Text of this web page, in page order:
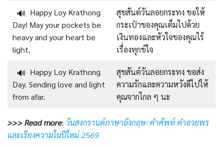
🔊 Happy Loy Krathong
Day! May your pockets be
heavy and your heart be
light.
สุขสันต์วันลอยกระทง ขอให้
กระเป๋าของคุณเต็มไปด้วย
เงินทองและหัวใจของคุณไร้
เรื่องทุกข์ใจ
🔊 Happy Loy Krathong
Day. Sending love and light
from afar.
สุขสันต์วันลอยกระทง ขอส่ง
ความรักและความหวังดีไปให้
คุณจากไกล ๆ นะ
>>> Read more: วันสงกรานต์ภาษาอังกฤษ: คําศัพท์ คําอวยพร
และเรียงความในปีใหม่ 2569